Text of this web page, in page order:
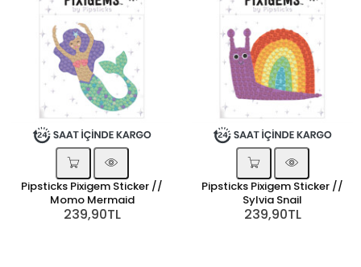
Pipsticks Pixigem Sticker //
Momo Mermaid
239,90TL
Pipsticks Pixigem Sticker //
Sylvia Snail
239,90TL